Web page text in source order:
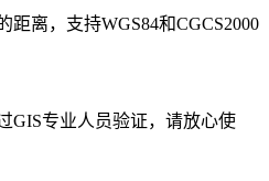
离，支持WGS84和CGCS2000
GIS专业人员验证，请放心使